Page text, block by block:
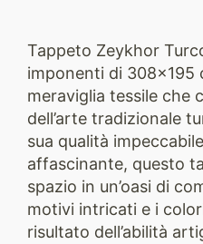
Tappeto Zeykhor
imponenti di 308×195
meraviglia tessile che
dell’arte tradizionale
sua qualità
affascinante, questo
spazio in un’oasi di
motivi intricati e i
risultato dell’abilità